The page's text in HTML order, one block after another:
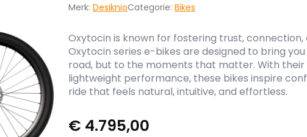
Merk: DesiknioCategorie: Bikes
Oxytocin is known for fostering trust, connection,
Oxytocin series e-bikes are designed to bring
road, but to the moments that matter. With their
lightweight performance, these bikes inspire
ride that feels natural, intuitive, and effortless.
€ 4.795,00